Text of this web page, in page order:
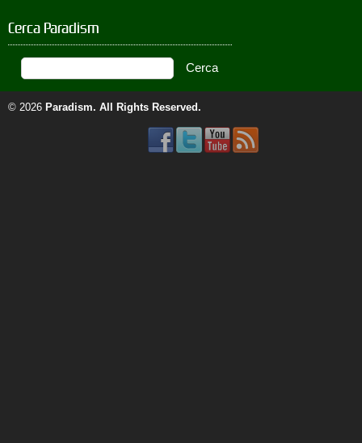
Cerca Paradism
© 2026 Paradism. All Rights Reserved.